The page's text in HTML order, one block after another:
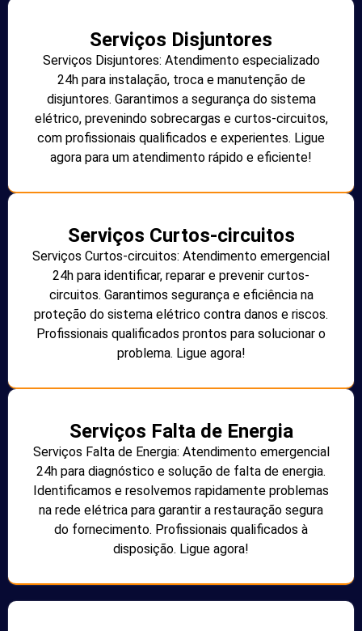
Serviços Disjuntores
Serviços Disjuntores: Atendimento especializado
24h para instalação, troca e manutenção de
disjuntores. Garantimos a segurança do sistema
elétrico, prevenindo sobrecargas e curtos-circuitos,
com profissionais qualificados e experientes. Ligue
agora para um atendimento rápido e eficiente!
Serviços Curtos-circuitos
Serviços Curtos-circuitos: Atendimento emergencial
24h para identificar, reparar e prevenir curtos-
circuitos. Garantimos segurança e eficiência na
proteção do sistema elétrico contra danos e riscos.
Profissionais qualificados prontos para solucionar o
problema. Ligue agora!
Serviços Falta de Energia
Serviços Falta de Energia: Atendimento emergencial
24h para diagnóstico e solução de falta de energia.
Identificamos e resolvemos rapidamente problemas
na rede elétrica para garantir a restauração segura
do fornecimento. Profissionais qualificados à
disposição. Ligue agora!